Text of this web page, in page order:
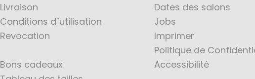
Livraison
Conditions d´utilisation
Revocation
Bons cadeaux
Dates des salons
Jobs
Imprimer
Politique de
Accessibilité